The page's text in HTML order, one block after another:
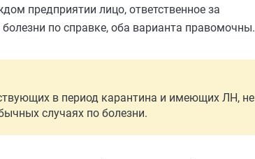
предприятии лицо, ответственное за
по справке, оба варианта правомочны.
в период карантина и имеющих ЛН, не
случаях по болезни.